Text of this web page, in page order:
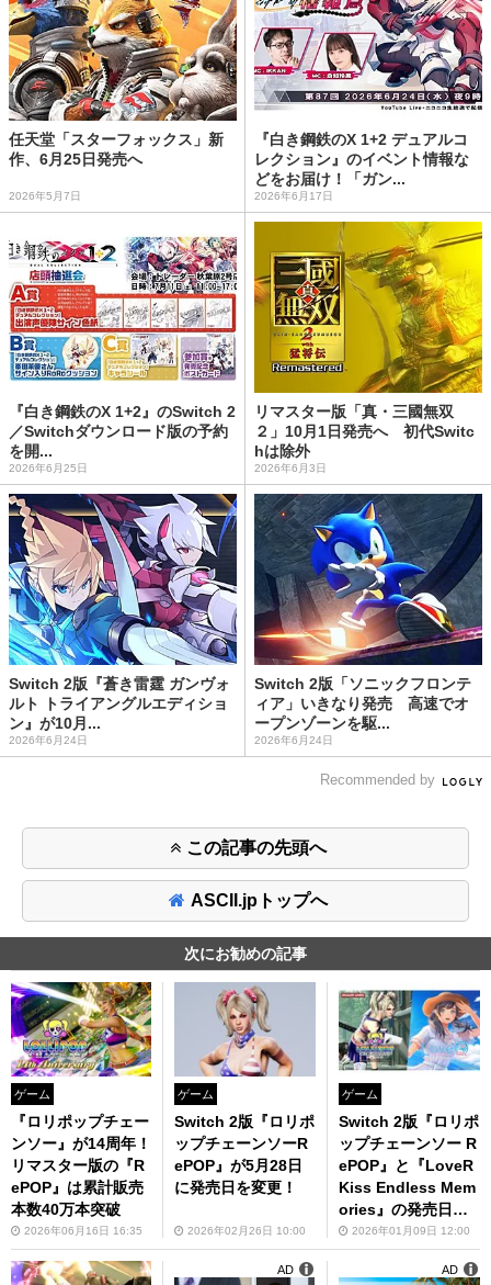
任天堂「スターフォックス」新
作、6月25日発売へ
2026年5月7日
『白き鋼鉄のX 1+2 デュアルコ
レクション』のイベント情報な
どをお届け！「ガン...
2026年6月17日
『白き鋼鉄のX 1+2』のSwitch 2
／Switchダウンロード版の予約
を開...
2026年6月25日
リマスター版「真・三國無双
２」10月1日発売へ 初代Switc
hは除外
2026年6月3日
Switch 2版『蒼き雷霆 ガンヴォ
ルト トライアングルエディショ
ン』が10月...
2026年6月24日
Switch 2版「ソニックフロンテ
ィア」いきなり発売 高速でオ
ープンゾーンを駆...
2026年6月24日
Recommended by
この記事の先頭へ
ASCII.jpトップへ
次にお勧めの記事
ゲーム
『ロリポップチェー
ンソー』が14周年！
リマスター版の『R
ePOP』は累計販売
本数40万本突破
2026年06月16日 16:35
ゲーム
Switch 2版『ロリポ
ップチェーンソーR
ePOP』が5月28日
に発売日を変更！
2026年02月26日 10:00
ゲーム
Switch 2版『ロリポ
ップチェーンソー R
ePOP』と『LoveR
Kiss Endless Mem
ories』の発売日が
決定！
2026年01月09日 12:00
AD AD